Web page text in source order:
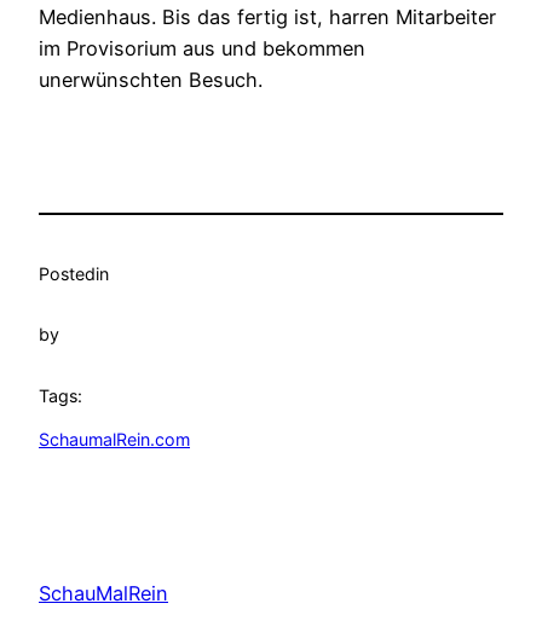
Medienhaus. Bis das fertig ist, harren Mitarbeiter
im Provisorium aus und bekommen
unerwünschten Besuch.
Postedin
by
Tags:
SchaumalRein.com
SchauMalRein